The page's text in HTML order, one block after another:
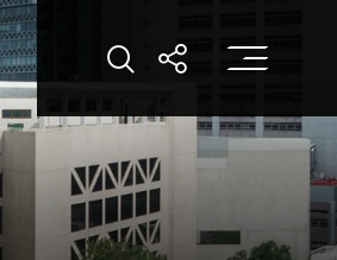
打開搜索打開分享打